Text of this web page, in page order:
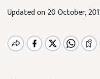
Updated on 20 October,